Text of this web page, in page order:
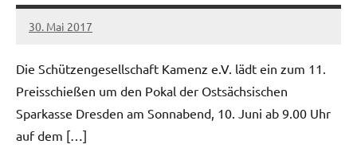
30. Mai 2017
admin
Die Schützengesellschaft Kamenz e.V. lädt ein zum 11.
Preisschießen um den Pokal der Ostsächsischen
Sparkasse Dresden am Sonnabend, 10. Juni ab 9.00 Uhr
auf dem […]